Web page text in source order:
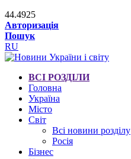
44.4925
Авторизація
Пошук
RU
ВСІ РОЗДІЛИ
Головна
Україна
Місто
Світ
Всі новини розділу
Росія
Бізнес